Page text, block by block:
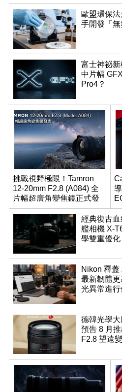
歐盟環保
手開發「
富士神祕
中片幅
Pro4？
挑戰視野極限！Tamron
12-20mm F2.8 (A084) 全
片幅超廣角變焦鏡正式發
表
經典復古
艦相機 X-
學雙重優化
Nikon 釋蓋
最新韌體
光異常進行
德韓光學
預告 8 月
F2.8 望遠